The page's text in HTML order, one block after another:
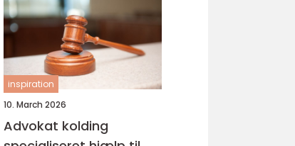
inspiration
10. March 2026
Advokat kolding